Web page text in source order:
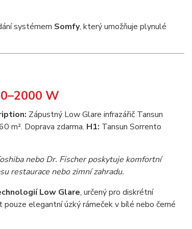
systémem Somfy, který umožňuje plynulé
W
Zápustný Low Glare infrazářič Tansun
m². Doprava zdarma. H1: Tansun Sorrento
nebo Dr. Fischer poskytuje komfortní
restaurace nebo zimní zahradu.
Low Glare, určený pro diskrétní
elegantní úzký rámeček v bílé nebo černé